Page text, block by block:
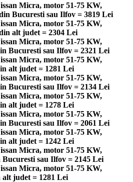
Micra, motor 51-75 KW,
Bucuresti sau Ilfov = 3819 Lei
Micra, motor 51-75 KW,
alt judet = 2304 Lei
Micra, motor 51-75 KW,
Bucuresti sau Ilfov = 2321 Lei
Micra, motor 51-75 KW,
alt judet = 1281 Lei
Micra, motor 51-75 KW,
Bucuresti sau Ilfov = 2134 Lei
Micra, motor 51-75 KW,
alt judet = 1278 Lei
Micra, motor 51-75 KW,
Bucuresti sau Ilfov = 2061 Lei
Micra, motor 51-75 KW,
alt judet = 1242 Lei
Micra, motor 51-75 KW,
sau Ilfov = 2145 Lei
Micra, motor 51-75 KW,
judet = 1281 Lei